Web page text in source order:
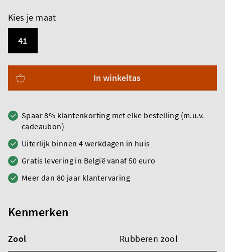
Kies je maat
41
In winkeltas
Spaar 8% klantenkorting met elke bestelling (m.u.v.
cadeaubon)
Uiterlijk binnen 4 werkdagen in huis
Gratis levering in België vanaf 50 euro
Meer dan 80 jaar klantervaring
Kenmerken
Zool Rubberen zool